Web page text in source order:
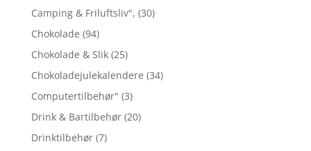
Camping & Friluftsliv", (30)
Chokolade (94)
Chokolade & Slik (25)
Chokoladejulekalendere (34)
Computertilbehør" (3)
Drink & Bartilbehør (20)
Drinktilbehør (7)